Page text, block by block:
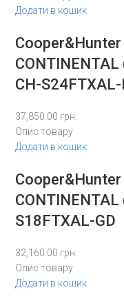
Додати в кошик
Cooper&Hunter
CONTINENTAL
CH-
37,850.00 грн.
Опис товару
Додати в кошик
Cooper&Hunter
CONTINENTAL
S18FTXAL-GD
32,160.00 грн.
Опис товару
Додати в кошик